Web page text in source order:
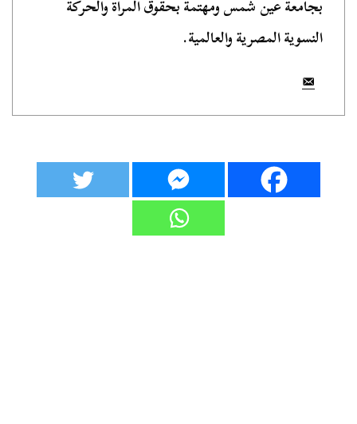
بجامعة عين شمس ومهتمة بحقوق المرأة والحركة
النسوية المصرية والعالمية.